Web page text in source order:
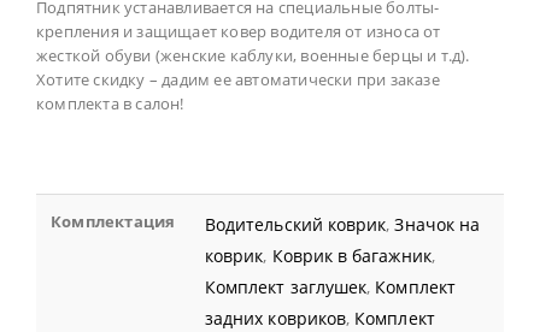
Подпятник устанавливается на специальные болты-
крепления и защищает ковер водителя от износа от
жесткой обуви (женские каблуки, военные берцы и т.д).
Хотите скидку – дадим ее автоматически при заказе
комплекта в салон!
Комплектация Водительский коврик,Значок на
коврик, Коврик в багажник,
Комплект заглушек, Комплект
задних ковриков, Комплект